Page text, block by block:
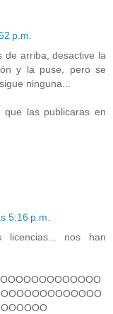
p.m.
de arriba, desactive la
y la puse, pero se
ninguna...
que las publicaras en
5:16 p.m.
nos han